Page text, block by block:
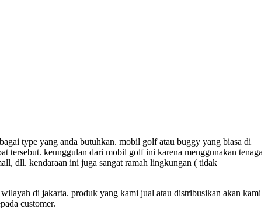
type yang anda butuhkan. mobil golf atau buggy yang biasa di
tersebut. keunggulan dari mobil golf ini karena menggunakan tenaga
dll. kendaraan ini juga sangat ramah lingkungan ( tidak
di jakarta. produk yang kami jual atau distribusikan akan kami
customer.